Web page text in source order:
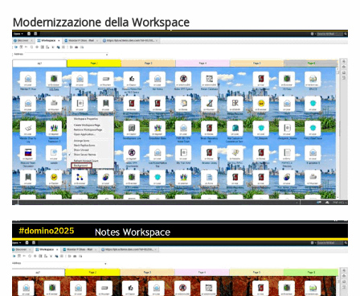
Modernizzazione della Workspace